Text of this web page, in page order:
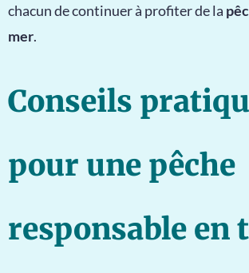
chacun de continuer à profiter de la
mer.
Conseils
pour une pêche
responsable en